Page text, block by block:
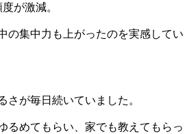
が激減。
の集中力も上がったのを実感してい
さが毎日続いていました。
るめてもらい、家でも教えてもらっ